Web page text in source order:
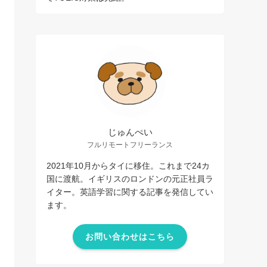
じゅんぺい
フルリモートフリーランス
2021年10月からタイに移住。これまで24カ
国に渡航。イギリスのロンドンの元正社員ラ
イター。英語学習に関する記事を発信してい
ます。
お問い合わせはこちら